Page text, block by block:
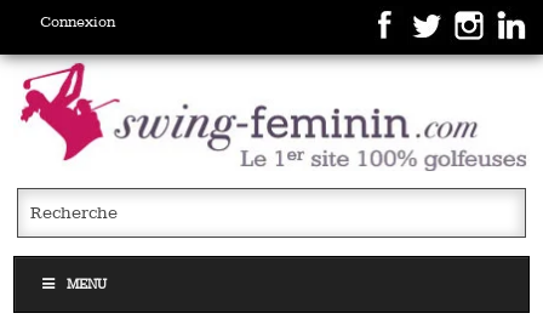
Connexion
MENU